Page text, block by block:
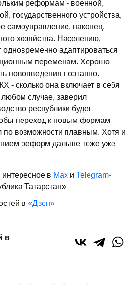
реформам - военной,
государственного устройства,
самоуправление, наконец,
хозяйства. Населению,
одновременно адаптироваться
переменам. Хорошо
нововведения поэтапно.
- сколько она включает в себя
случае, заверил
республики будет
переход к новым формам
по возможности плавным. Хотя и
реформ дальше тоже уже
в Max и Telegram-
Татарстан»
в «Дзен»
в